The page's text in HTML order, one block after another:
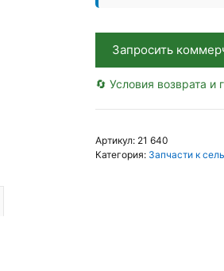
Германия
Запросить
🔄 Условия возврата и
Артикул: 21 640
Категория: Запчасти к